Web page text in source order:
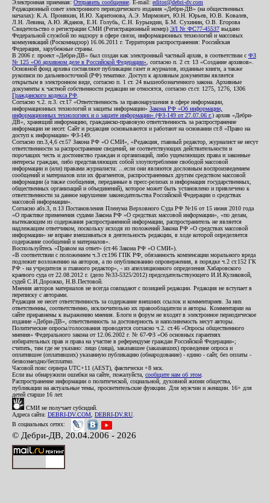
Электронная приемная: Отправить сообщение . E-mail: editor@debri-dv.com
Редакционный совет электронного периодического издания «Дебри-ДВ» (на общественных
началах): К.А. Пронякин, И.Ю. Харитонова, А.Э. Мирмович, Ю.Н. Юрьев, Ю.В. Ковалев,
Л.Н. Левина, А.Ю. Жданов, Е.Н. Голубь, С.Н. Бурындин, Б.М. Сухинин, О.В. Егорова
Свидетельство о регистрации СМИ (Регистрационный номер) ЭЛ № ФС77-45537 выдано
Федеральной службой по надзору в сфере связи, информационных технологий и массовых
коммуникаций (Роскомнадзор) 16.06.2011 г. Территория распространения: Российская
Федерация, зарубежные страны.
В 2006 г. проект «Дебри-ДВ» был создан как электронный частный архив, в соответствии с ФЗ
№ 125 «Об архивном деле в Российской Федерации» , согласно п. 2 ст. 13 «Создание архивов».
Основной фонд архива составляют публикации газет и журналов, изданные книги, а также
рукописи по дальневосточной (РФ) тематике. Доступ к архивным документам является
открытым в электронном виде, согласно п. 1 ст. 24 вышеобозначенного закона. Архивные
документы к частной собственности редакции не относятся, согласно ст.ст. 1275, 1276, 1306
Гражданского кодекса РФ
Согласно ч.2. п.3. ст.17 «Ответственность за правонарушения в сфере информации,
информационных технологий и защиты информации» Закона РФ «Об информации,
информационных технологиях и о защите информации» (ФЗ-149 от 27.07.06 г.) архив «Дебри-
ДВ», хранящий информацию, гражданско-правовую ответственность за распространение
информации не несет. Сайт и редакция основываются и работают на основании ст.8 «Право на
доступ к информации» ФЗ-149.
Согласно пп.3,4,6 ст.57 Закона РФ «О СМИ», «Редакция, главный редактор, журналист не несут
ответственности за распространение сведений, не соответствующих действительности и
порочащих честь и достоинство граждан и организаций, либо ущемляющих права и законные
интересы граждан, либо представляющих собой злоупотребление свободой массовой
информации и (или) правами журналиста: ...если они являются дословным воспроизведением
сообщений и материалов или их фрагментов, распространенных другим средством массовой
информации (а также сообщения, переданные в пресс-релизах и информация государственных,
общественных организаций и объединений), которое может быть установлено и привлечено к
ответственности за данное нарушение законодательства Российской Федерации о средствах
массовой информации».
Согласно абз.3, п.13 Постановления Пленума Верховного Суда РФ №16 от 15 июня 2010 года
«О практике применения судами Закона РФ «О средствах массовой информации», «по делам,
вытекающим из содержания распространенной информации, распространитель не является
надлежащим ответчиком, поскольку исходя из положений Закона РФ «О средствах массовой
информации» не вправе вмешиваться в деятельность редакции, в ходе которой определяется
содержание сообщений и материалов».
Воспользуйтесь «Правом на ответ» (ст.46 Закона РФ «О СМИ»).
«В соответствии с положением ч.3 ст.196 ГПК РФ, обязанность компенсации морального вреда
подлежит возложению на авторов, а по опубликованию опровержения, в порядке ч.2 ст.152 ГК
РФ - на учредителя и главного редактор», - из апелляционного определения Хабаровского
краевого суда от 22.08.2012 г. (дело №33-5325/2012) председательствующего И.И.Куликовой,
судей С.И.Дорожко, Н.В.Пестовой.
Мнения авторов материалов не всегда совпадают с позицией редакции. Редакция не вступает в
переписку с авторами.
Редакция не несет ответственность за содержание внешних ссылок и комментариев. За них
ответственны, соответственно, исключительно их правообладатели и авторы. Комментарии на
сайте приравнены к выражению мнения. Блоги и форум не входят в электронное периодическое
издание «Дебри-ДВ», ответственность за достоверность и наполняемость несут авторы.
Политические опросы/голосования проводятся согласно ч.2. ст.46 «Опросы общественного
мнения» Федерального закона от 12.06.2002 г. № 67-ФЗ «Об основных гарантиях
избирательных прав и права на участие в референдуме граждан Российской Федерации»;
считать, там где не указано: лицо (лица), заказавшее (заказавших) проведение опроса и
оплатившее (оплативших) указанную публикацию (обнародование) - едино - сайт, без оплаты -
безвозмездно/бесплатно.
Часовой пояс сервера UTC+11 (AEST), фактически +8 мск.
Если вы обнаружили ошибки на сайте, пожалуйста, сообщите нам об этом
Распространение информации о политической, социальной, духовной жизни общества,
публикации на актуальные темы, просветительские функции. Для мужчин и женщин. 16+ для
детей старше 16 лет.
СМИ не получает субсидий.
Адреса сайта: DEBRI-DV.COM DEBRI-DV.RU
В социальных сетях:
© Дебри-ДВ, 20.04.2006 - 2026